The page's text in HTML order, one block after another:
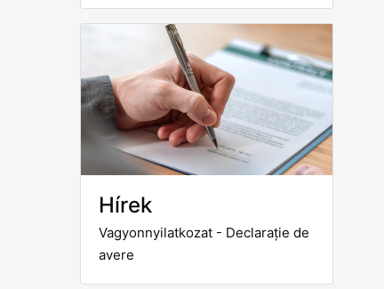
Hírek
Vagyonnyilatkozat - Declarație de
avere